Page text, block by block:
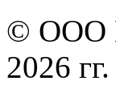
© ООО
2026 гг.